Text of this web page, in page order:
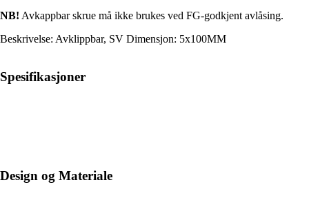
NB! Avkappbar skrue må ikke brukes ved FG-godkjent avlåsing.
Beskrivelse: Avklippbar, SV Dimensjon: 5x100MM
Spesifikasjoner
Design og Materiale